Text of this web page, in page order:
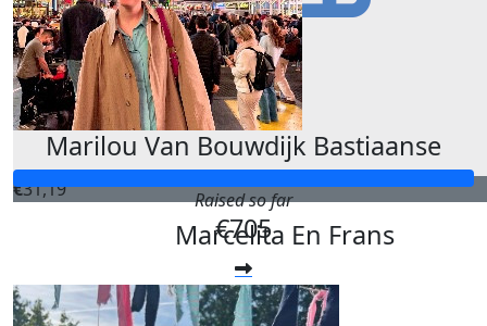
Bateau
Goed bezig Lou, we zijn nu al trots op jou!!!! Zet m op
🥰🥰🥰🥰🥰💖💖💖💖💖 xx Bateau
€31,19
Marcelita En Frans
Marilou Van Bouwdijk Bastiaanse
Raised so far
€705